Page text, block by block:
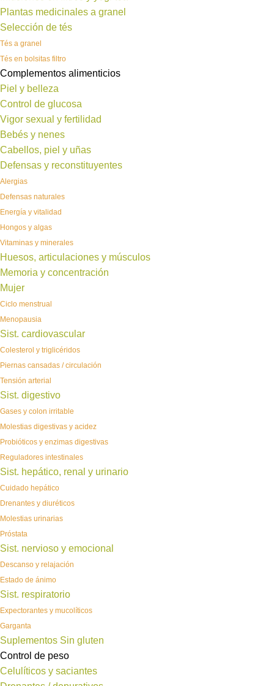
Plantas medicinales a granel
Selección de tés
Tés a granel
Tés en bolsitas filtro
Complementos alimenticios
Piel y belleza
Control de glucosa
Vigor sexual y fertilidad
Bebés y nenes
Cabellos, piel y uñas
Defensas y reconstituyentes
Alergias
Defensas naturales
Energía y vitalidad
Hongos y algas
Vitaminas y minerales
Huesos, articulaciones y músculos
Memoria y concentración
Mujer
Ciclo menstrual
Menopausia
Sist. cardiovascular
Colesterol y triglicéridos
Piernas cansadas / circulación
Tensión arterial
Sist. digestivo
Gases y colon irritable
Molestias digestivas y acidez
Probióticos y enzimas digestivas
Reguladores intestinales
Sist. hepático, renal y urinario
Cuidado hepático
Drenantes y diuréticos
Molestias urinarias
Próstata
Sist. nervioso y emocional
Descanso y relajación
Estado de ánimo
Sist. respiratorio
Expectorantes y mucolíticos
Garganta
Suplementos Sin gluten
Control de peso
Celulíticos y saciantes